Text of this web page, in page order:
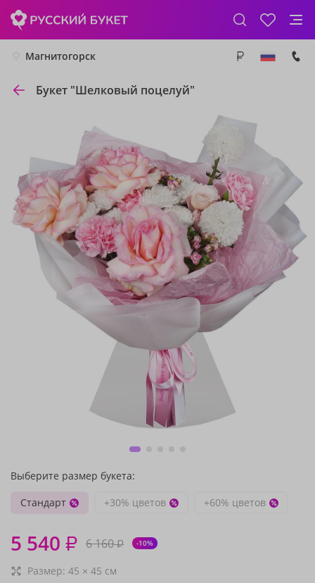
Магнитогорск
Букет "Шелковый поцелуй"
Выберите размер букета:
Стандарт
+30% цветов +60% цветов
5 540 ₽ 6 160₽ -10%
Размер: 45 × 45 см